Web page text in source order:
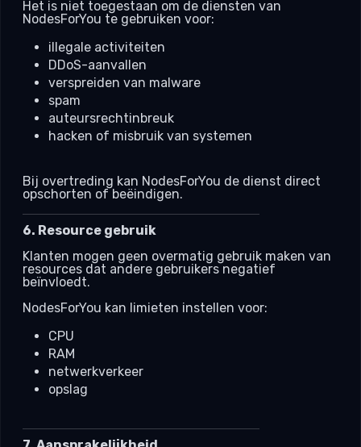
Het is niet toegestaan om de diensten van
NodesForYou te gebruiken voor:
illegale activiteiten
DDoS-aanvallen
verspreiden van malware
spam
auteursrechtinbreuk
hacken of misbruik van systemen
Bij overtreding kan NodesForYou de dienst direct
opschorten of beëindigen.
6. Resource gebruik
Klanten mogen geen overmatig gebruik maken van
resources dat andere gebruikers negatief
beïnvloedt.
NodesForYou kan limieten instellen voor:
CPU
RAM
netwerkverkeer
opslag